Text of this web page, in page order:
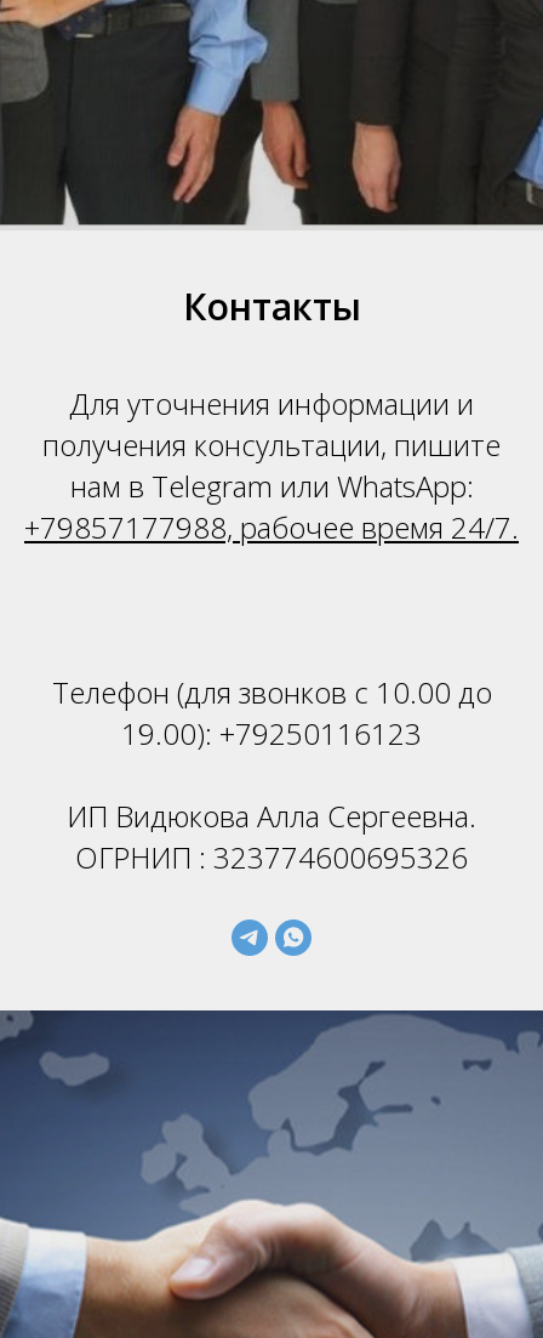
Контакты
Для уточнения информации и
получения консультации, пишите
нам в Telegram или WhatsApp:
+79857177988, рабочее время 24/7.
Телефон (для звонков с 10.00 до
19.00): +79250116123
ИП Видюкова Алла Сергеевна.
ОГРНИП : 323774600695326